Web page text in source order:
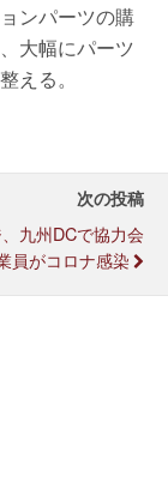
ンパーツの購
大幅にパーツ
える。
次の投稿
九州DCで協力会
員がコロナ感染